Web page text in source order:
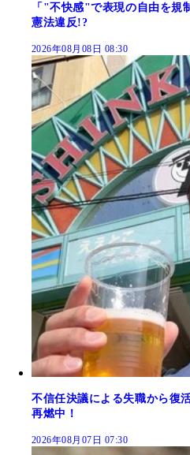
「"不快感"で表現の自由を規
憲法違反!?
2026年08月08日 08:30
不信任決議による失職から復
再燃中！
2026年08月07日 07:30